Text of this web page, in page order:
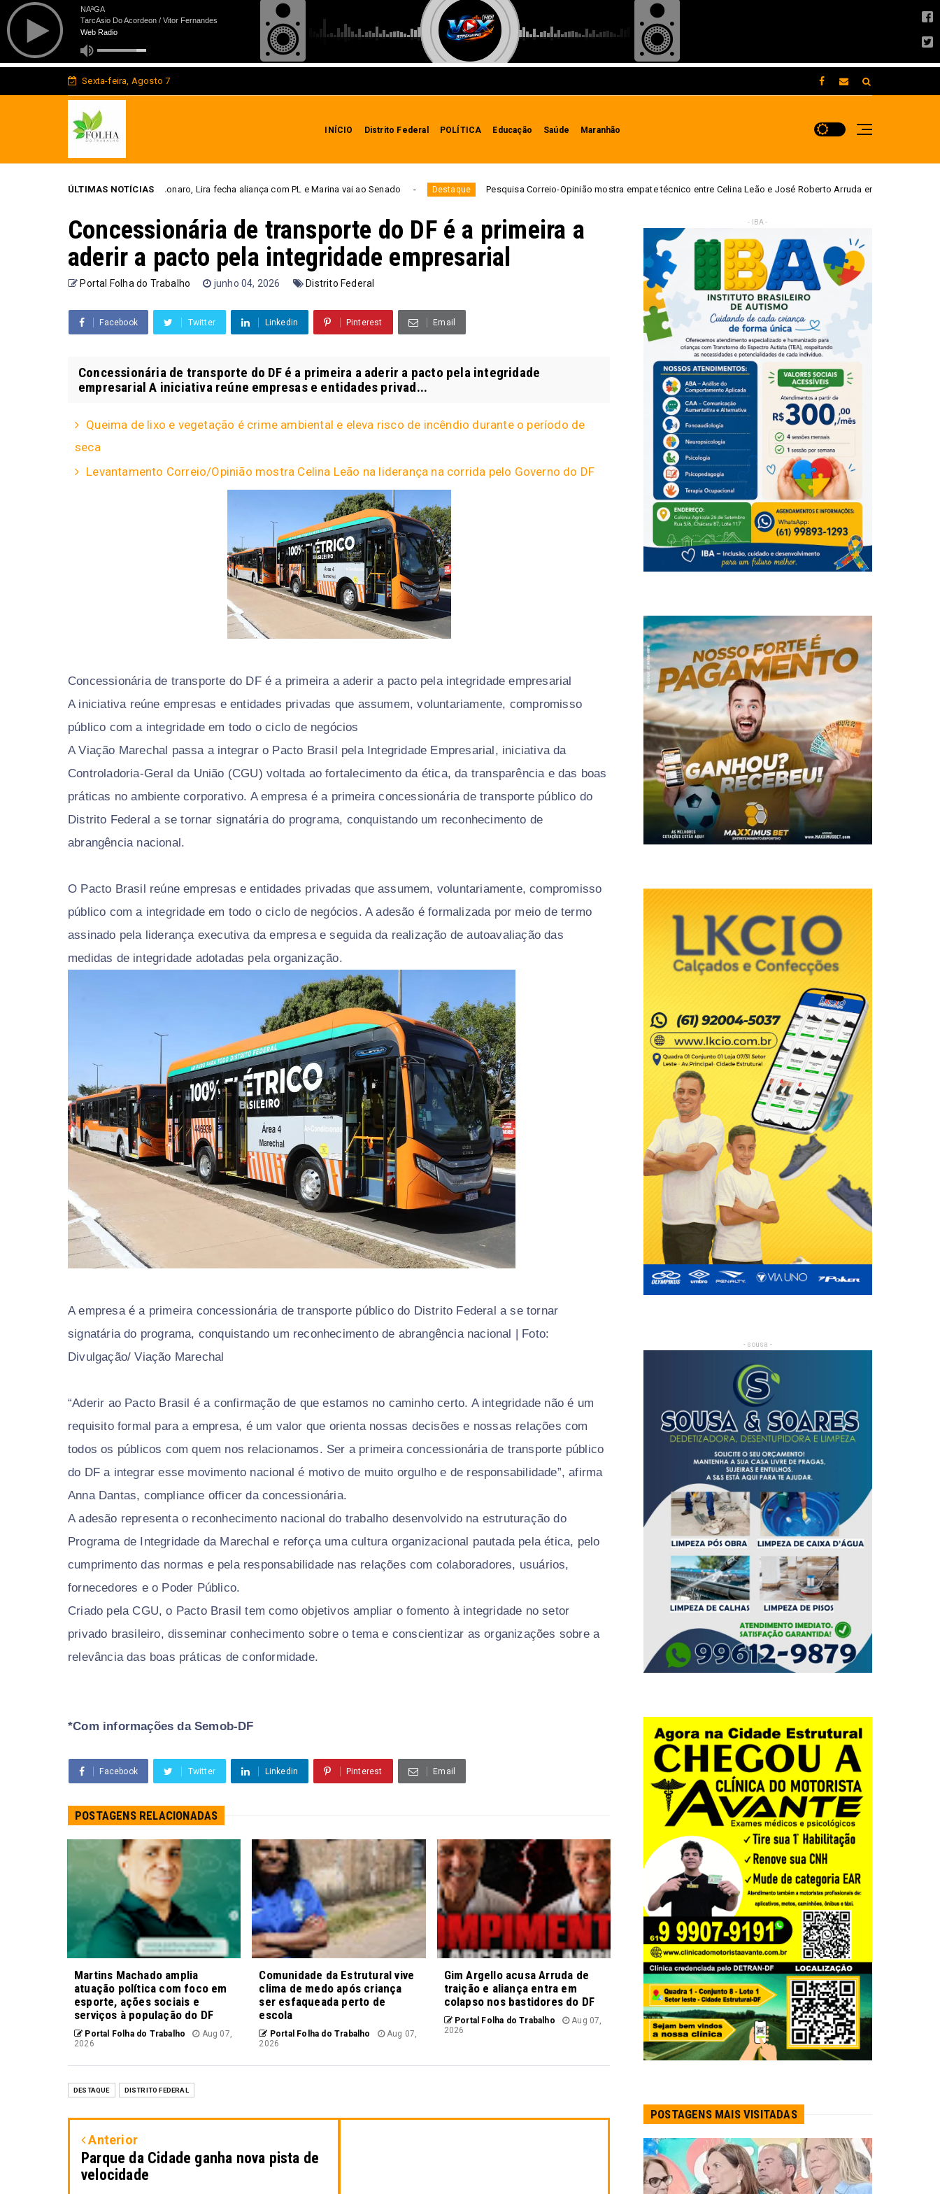
Sexta-feira, Agosto 7
INÍCIO Distrito Federal POLÍTICA Educação Saúde Maranhão
ÚLTIMAS NOTÍCIAS
vice de Bolsonaro, Lira fecha aliança com PL e Marina vai ao Senado Destaque Pesquisa Correio-Opinião mostra empate técnico entre Celina Leão e José Roberto Arruda em eventual segundo turno no DF
Concessionária de transporte do DF é a primeira a
aderir a pacto pela integridade empresarial
Portal Folha do Trabalho junho 04, 2026 Distrito Federal
Facebook Twitter Linkedin Pinterest Email
Concessionária de transporte do DF é a primeira a aderir a pacto pela integridade
empresarial A iniciativa reúne empresas e entidades privad...
Queima de lixo e vegetação é crime ambiental e eleva risco de incêndio durante o período de
seca
Levantamento Correio/Opinião mostra Celina Leão na liderança na corrida pelo Governo do DF
Concessionária de transporte do DF é a primeira a aderir a pacto pela integridade empresarial
A iniciativa reúne empresas e entidades privadas que assumem, voluntariamente, compromisso
público com a integridade em todo o ciclo de negócios
A Viação Marechal passa a integrar o Pacto Brasil pela Integridade Empresarial, iniciativa da
Controladoria-Geral da União (CGU) voltada ao fortalecimento da ética, da transparência e das boas
práticas no ambiente corporativo. A empresa é a primeira concessionária de transporte público do
Distrito Federal a se tornar signatária do programa, conquistando um reconhecimento de
abrangência nacional.
O Pacto Brasil reúne empresas e entidades privadas que assumem, voluntariamente, compromisso
público com a integridade em todo o ciclo de negócios. A adesão é formalizada por meio de termo
assinado pela liderança executiva da empresa e seguida da realização de autoavaliação das
medidas de integridade adotadas pela organização.
A empresa é a primeira concessionária de transporte público do Distrito Federal a se tornar
signatária do programa, conquistando um reconhecimento de abrangência nacional | Foto:
Divulgação/ Viação Marechal
“Aderir ao Pacto Brasil é a confirmação de que estamos no caminho certo. A integridade não é um
requisito formal para a empresa, é um valor que orienta nossas decisões e nossas relações com
todos os públicos com quem nos relacionamos. Ser a primeira concessionária de transporte público
do DF a integrar esse movimento nacional é motivo de muito orgulho e de responsabilidade”, afirma
Anna Dantas, compliance officer da concessionária.
A adesão representa o reconhecimento nacional do trabalho desenvolvido na estruturação do
Programa de Integridade da Marechal e reforça uma cultura organizacional pautada pela ética, pelo
cumprimento das normas e pela responsabilidade nas relações com colaboradores, usuários,
fornecedores e o Poder Público.
Criado pela CGU, o Pacto Brasil tem como objetivos ampliar o fomento à integridade no setor
privado brasileiro, disseminar conhecimento sobre o tema e conscientizar as organizações sobre a
relevância das boas práticas de conformidade.
*Com informações da Semob-DF
Facebook Twitter Linkedin Pinterest Email
POSTAGENS RELACIONADAS
Martins Machado amplia
atuação política com foco em
esporte, ações sociais e
serviços à população do DF
Portal Folha do Trabalho
Aug 07,
2026
Comunidade da Estrutural vive
clima de medo após criança
ser esfaqueada perto de
escola
Portal Folha do Trabalho
Aug 07,
2026
Gim Argello acusa Arruda de
traição e aliança entra em
colapso nos bastidores do DF
Portal Folha do Trabalho
Aug 07,
2026
DESTAQUE DISTRITO FEDERAL
Anterior
Parque da Cidade ganha nova pista de
velocidade
- IBA -
- sousa -
POSTAGENS MAIS VISITADAS